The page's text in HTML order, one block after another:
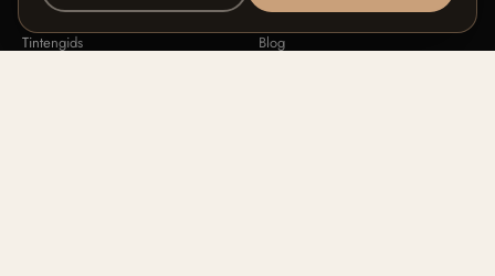
Signature Collecties
Tintengids
Onze vakmanschap
Blog